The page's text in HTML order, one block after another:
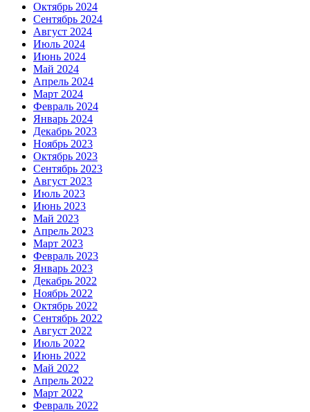
Октябрь 2024
Сентябрь 2024
Август 2024
Июль 2024
Июнь 2024
Май 2024
Апрель 2024
Март 2024
Февраль 2024
Январь 2024
Декабрь 2023
Ноябрь 2023
Октябрь 2023
Сентябрь 2023
Август 2023
Июль 2023
Июнь 2023
Май 2023
Апрель 2023
Март 2023
Февраль 2023
Январь 2023
Декабрь 2022
Ноябрь 2022
Октябрь 2022
Сентябрь 2022
Август 2022
Июль 2022
Июнь 2022
Май 2022
Апрель 2022
Март 2022
Февраль 2022